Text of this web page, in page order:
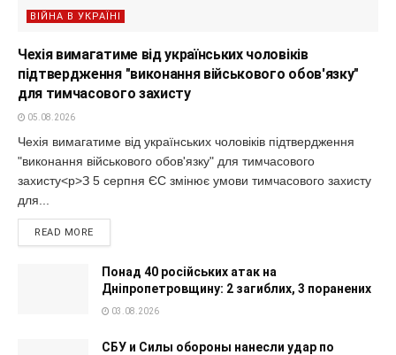
ВІЙНА В УКРАЇНІ
Чехія вимагатиме від українських чоловіків
підтвердження "виконання військового обов'язку"
для тимчасового захисту
05.08.2026
Чехія вимагатиме від українських чоловіків підтвердження
"виконання військового обов'язку" для тимчасового
захисту<p>З 5 серпня ЄС змінює умови тимчасового захисту
для...
READ MORE
Понад 40 російських атак на
Дніпропетровщину: 2 загиблих, 3 поранених
03.08.2026
СБУ и Силы обороны нанесли удар по